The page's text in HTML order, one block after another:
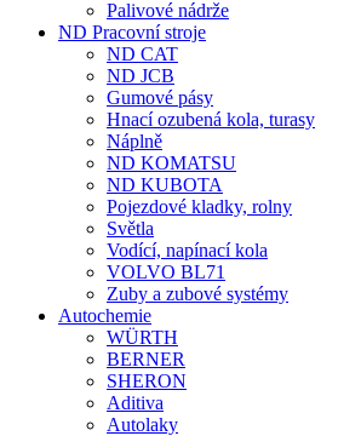
Palivové nádrže
ND Pracovní stroje
ND CAT
ND JCB
Gumové pásy
Hnací ozubená kola, turasy
Náplně
ND KOMATSU
ND KUBOTA
Pojezdové kladky, rolny
Světla
Vodící, napínací kola
VOLVO BL71
Zuby a zubové systémy
Autochemie
WÜRTH
BERNER
SHERON
Aditiva
Autolaky